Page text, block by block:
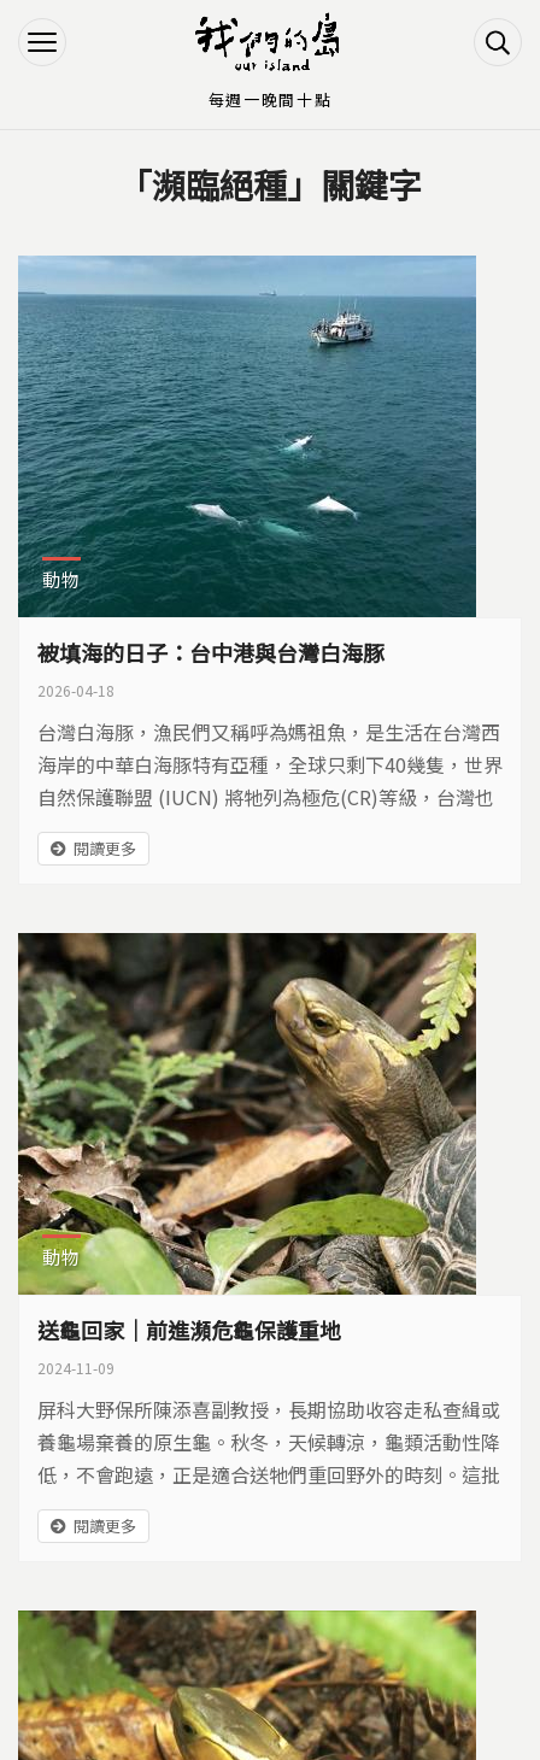
Jump to Navigation
Jump to Main content
「瀕臨絕種」關鍵字
動物
被填海的日子：台中港與台灣白海豚
2026-04-18
台灣白海豚，漁民們又稱呼為媽祖魚，是生活在台灣西
海岸的中華白海豚特有亞種，全球只剩下40幾隻，世界
自然保護聯盟 (IUCN) 將牠列為極危(CR)等級，台灣也
納入一級保育類瀕臨絕種野生動物名錄內。台灣白海豚
的棲地目前正面臨台中港新建填方區、台電五接和中油
閱讀更多
動物
送龜回家｜前進瀕危龜保護重地
2024-11-09
屏科大野保所陳添喜副教授，長期協助收容走私查緝或
養龜場棄養的原生龜。秋冬，天候轉涼，龜類活動性降
低，不會跑遠，正是適合送牠們重回野外的時刻。這批
食蛇龜有50隻，每一隻都經過檢測，確定是花蓮的基因
型，把來自花蓮的龜送回花蓮，野放瀕臨滅絕的物種，
閱讀更多
每週一晚間十點